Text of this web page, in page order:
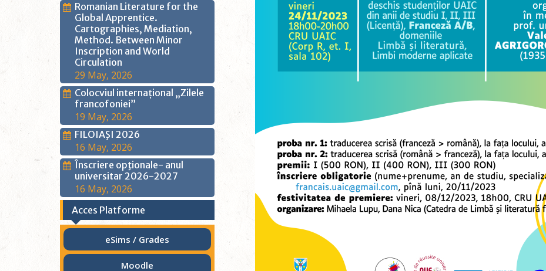
Romanian Literature for the
Global Apprentice.
Cartographies, Mediation,
Method. Between Minor
Inscription and World
Circulation
29 May, 2026
Colocviul internațional „Zilele
francofoniei”
19 May, 2026
FILOIAŞI 2026
16 May, 2026
Înscriere opţionale- anul
universitar 2026-2027
16 May, 2026
Acces Platforme
eSims / Grades
Moodle